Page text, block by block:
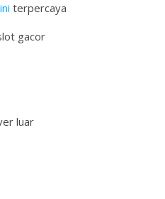
terpercaya
gacor
luar